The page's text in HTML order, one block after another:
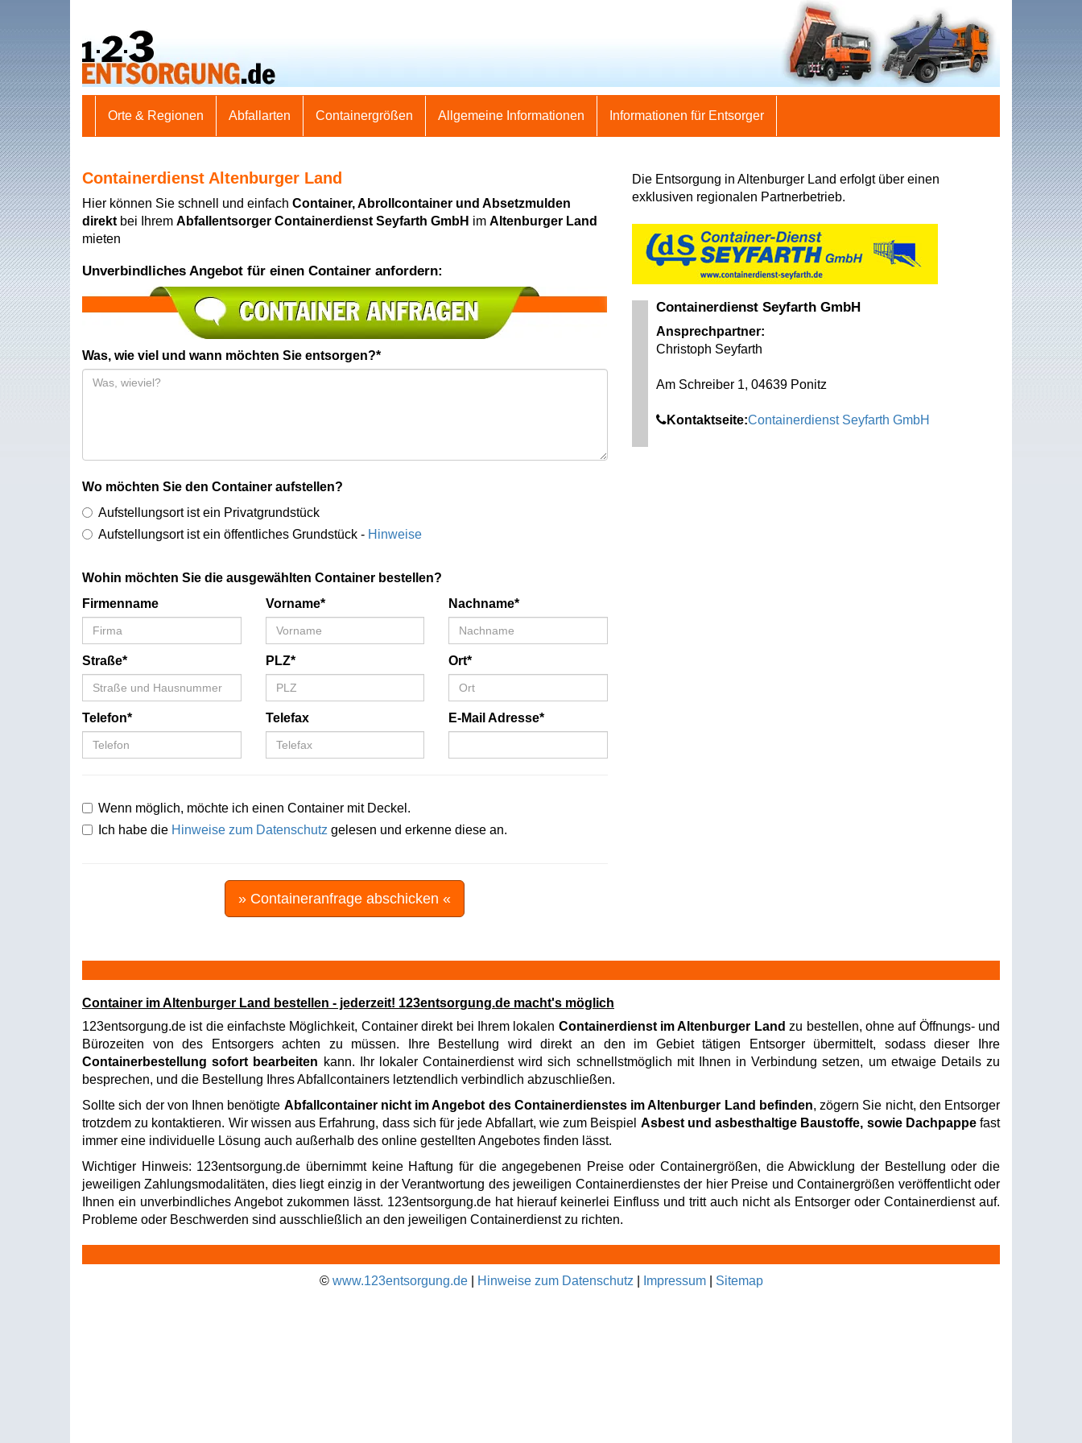
Orte & Regionen Abfallarten Containergrößen Allgemeine Informationen Informationen für Entsorger
Containerdienst Altenburger Land
Hier können Sie schnell und einfach Container, Abrollcontainer und Absetzmulden
direkt bei Ihrem Abfallentsorger Containerdienst Seyfarth GmbH im Altenburger Land
mieten
Unverbindliches Angebot für einen Container anfordern:
Was, wie viel und wann möchten Sie entsorgen?*
Wo möchten Sie den Container aufstellen?
Aufstellungsort ist ein Privatgrundstück
Aufstellungsort ist ein öffentliches Grundstück - Hinweise
Wohin möchten Sie die ausgewählten Container bestellen?
Firmenname
Vorname* Nachname*
Straße* PLZ* Ort*
Telefon* Telefax E-Mail Adresse*
Wenn möglich, möchte ich einen Container mit Deckel.
Ich habe die Hinweise zum Datenschutz gelesen und erkenne diese an.
» Containeranfrage abschicken «
Die Entsorgung in Altenburger Land erfolgt über einen
exklusiven regionalen Partnerbetrieb.
Containerdienst Seyfarth GmbH
Ansprechpartner:
Christoph Seyfarth
Am Schreiber 1, 04639 Ponitz
Kontaktseite:Containerdienst Seyfarth GmbH
Container im Altenburger Land bestellen - jederzeit! 123entsorgung.de macht's möglich
123entsorgung.de ist die einfachste Möglichkeit, Container direkt bei Ihrem lokalen Containerdienst im Altenburger Land zu bestellen, ohne auf Öffnungs- und
Bürozeiten von des Entsorgers achten zu müssen. Ihre Bestellung wird direkt an den im Gebiet tätigen Entsorger übermittelt, sodass dieser Ihre
Containerbestellung sofort bearbeiten kann. Ihr lokaler Containerdienst wird sich schnellstmöglich mit Ihnen in Verbindung setzen, um etwaige Details zu
besprechen, und die Bestellung Ihres Abfallcontainers letztendlich verbindlich abzuschließen.
Sollte sich der von Ihnen benötigte Abfallcontainer nicht im Angebot des Containerdienstes im Altenburger Land befinden, zögern Sie nicht, den Entsorger
trotzdem zu kontaktieren. Wir wissen aus Erfahrung, dass sich für jede Abfallart, wie zum Beispiel Asbest und asbesthaltige Baustoffe, sowie Dachpappefast
immer eine individuelle Lösung auch außerhalb des online gestellten Angebotes finden lässt.
Wichtiger Hinweis: 123entsorgung.de übernimmt keine Haftung für die angegebenen Preise oder Containergrößen, die Abwicklung der Bestellung oder die
jeweiligen Zahlungsmodalitäten, dies liegt einzig in der Verantwortung des jeweiligen Containerdienstes der hier Preise und Containergrößen veröffentlicht oder
Ihnen ein unverbindliches Angebot zukommen lässt. 123entsorgung.de hat hierauf keinerlei Einfluss und tritt auch nicht als Entsorger oder Containerdienst auf.
Probleme oder Beschwerden sind ausschließlich an den jeweiligen Containerdienst zu richten.
© www.123entsorgung.de| Hinweise zum Datenschutz Impressum| Sitemap